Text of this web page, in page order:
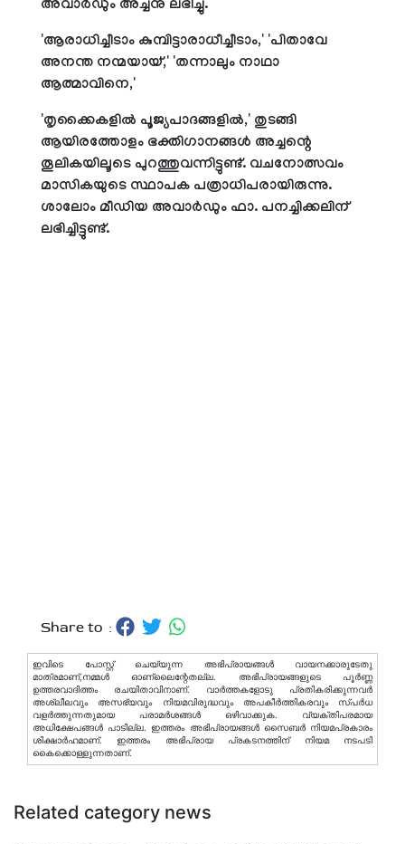
അവാര്‍ഡും അച്ചനു ലഭിച്ചു.
'ആരാധിച്ചീടാം കുമ്പിട്ടാരാധീച്ചീടാം,' 'പിതാവേ
അനന്ത നന്മയായ്,' 'തന്നാലും നാഥാ
ആത്മാവിനെ,'
'തൃക്കൈകളില്‍ പൂജ്യപാദങ്ങളില്‍,' തുടങ്ങി
ആയിരത്തോളം ഭക്തിഗാനങ്ങള്‍ അച്ചന്റെ
തൂലികയിലൂടെ പുറത്തുവന്നിട്ടുണ്ട്. വചനോത്സവം
മാസികയുടെ സ്ഥാപക പത്രാധിപരായിരുന്നു.
ശാലോം മീഡിയ അവാര്‍ഡും ഫാ. പനച്ചിക്കലിന്
ലഭിച്ചിട്ടുണ്ട്.
Share to :
ഇവിടെ പോസ്റ്റ് ചെയ്യുന്ന അഭിപ്രായങ്ങള്‍ വായനക്കാരുടേതു
മാത്രമാണ്,നമ്മൾ ഓണ്ലൈന്റേതല്ല. അഭിപ്രായങ്ങളുടെ പൂർണ്ണ
ഉത്തരവാദിത്തം രചയിതാവിനാണ്. വാര്‍ത്തകളോടു പ്രതികരിക്കുന്നവര്‍
അശ്ലീലവും അസഭ്യവും നിയമവിരുദ്ധവും അപകീര്‍ത്തികരവും സ്പര്‍ധ
വളര്‍ത്തുന്നതുമായ പരാമര്‍ശങ്ങള്‍ ഒഴിവാക്കുക. വ്യക്തിപരമായ
അധിക്ഷേപങ്ങള്‍ പാടില്ല. ഇത്തരം അഭിപ്രായങ്ങള്‍ സൈബര്‍ നിയമപ്രകാരം
ശിക്ഷാര്‍ഹമാണ്. ഇത്തരം അഭിപ്രായ പ്രകടനത്തിന് നിയമ നടപടി
കൈക്കൊള്ളുന്നതാണ്.
Related category news